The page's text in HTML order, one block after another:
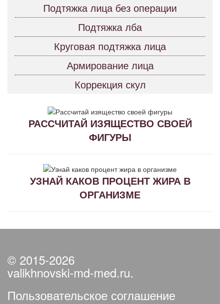
Подтяжка лица без операции
Подтяжка лба
Круговая подтяжка лица
Армирование лица
Коррекция скул
РАССЧИТАЙ ИЗЯЩЕСТВО СВОЕЙ
ФИГУРЫ
УЗНАЙ КАКОВ ПРОЦЕНТ ЖИРА В
ОРГАНИЗМЕ
© 2015-2026
valikhnovski-md-med.ru.
Пользовательское соглашение